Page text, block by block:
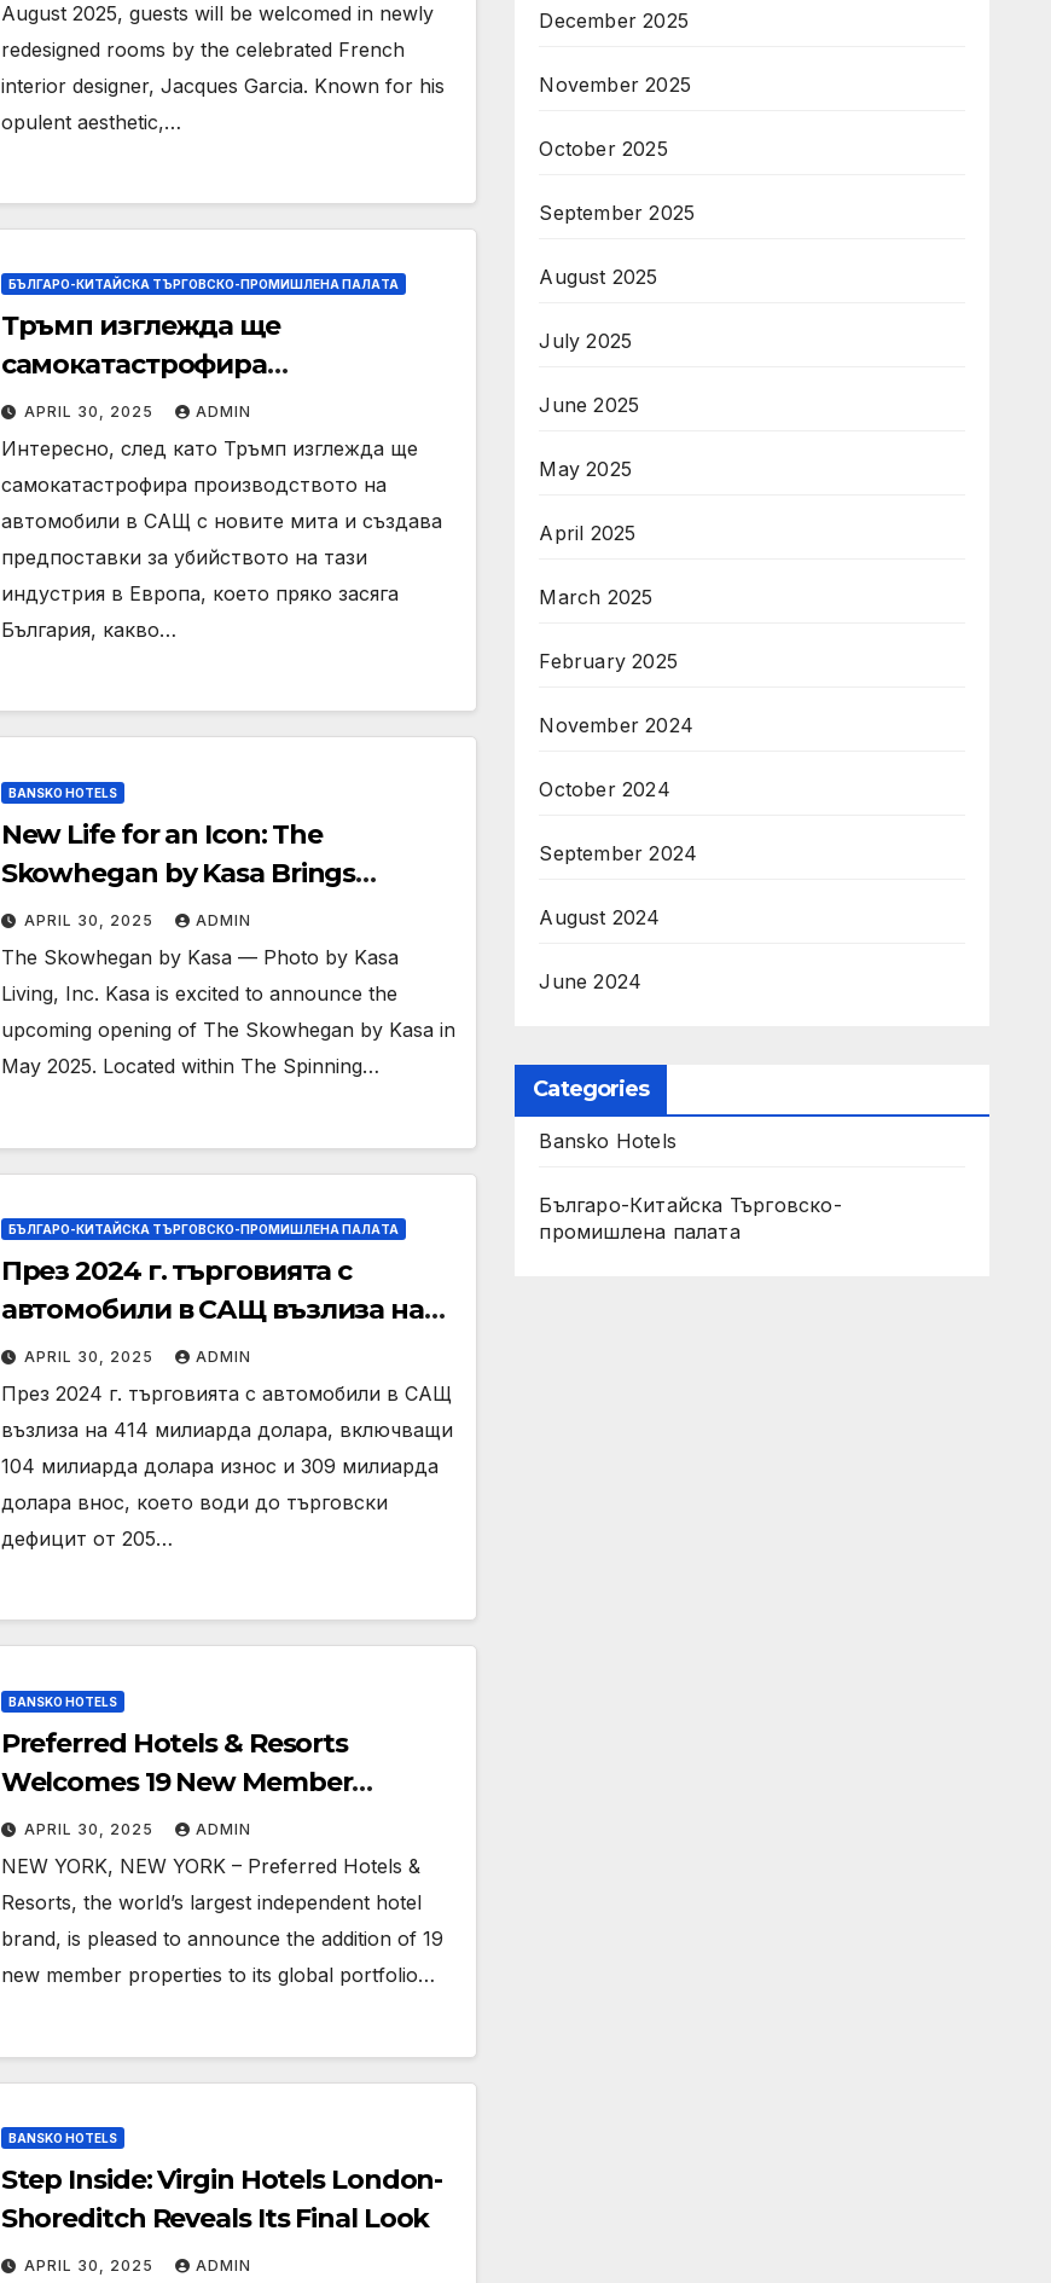
August 2025, guests will be welcomed in newly
redesigned rooms by the celebrated French
interior designer, Jacques Garcia. Known for his
opulent aesthetic,…
БЪЛГАРО-КИТАЙСКА ТЪРГОВСКО-ПРОМИШЛЕНА ПАЛAТА
Тръмп изглежда ще
самокатастрофира
производството на автомобили
в САЩ
APRIL 30, 2025 ADMIN
Интересно, след като Тръмп изглежда ще
самокатастрофира производството на
автомобили в САЩ с новите мита и създава
предпоставки за убийството на тази
индустрия в Европа, което пряко засяга
България, какво…
BANSKO HOTELS
New Life for an Icon: The
Skowhegan by Kasa Brings
Hospitality and Heritage Together
APRIL 30, 2025 ADMIN
The Skowhegan by Kasa — Photo by Kasa
Living, Inc. Kasa is excited to announce the
upcoming opening of The Skowhegan by Kasa in
May 2025. Located within The Spinning…
БЪЛГАРО-КИТАЙСКА ТЪРГОВСКО-ПРОМИШЛЕНА ПАЛAТА
През 2024 г. търговията с
автомобили в САЩ възлиза на
414 милиарда долара
APRIL 30, 2025 ADMIN
През 2024 г. търговията с автомобили в САЩ
възлиза на 414 милиарда долара, включващи
104 милиарда долара износ и 309 милиарда
долара внос, което води до търговски
дефицит от 205…
BANSKO HOTELS
Preferred Hotels & Resorts
Welcomes 19 New Member
Properties
APRIL 30, 2025 ADMIN
NEW YORK, NEW YORK – Preferred Hotels &
Resorts, the world’s largest independent hotel
brand, is pleased to announce the addition of 19
new member properties to its global portfolio…
BANSKO HOTELS
Step Inside: Virgin Hotels London-
Shoreditch Reveals Its Final Look
APRIL 30, 2025 ADMIN
December 2025
November 2025
October 2025
September 2025
August 2025
July 2025
June 2025
May 2025
April 2025
March 2025
February 2025
November 2024
October 2024
September 2024
August 2024
June 2024
Categories
Bansko Hotels
Българо-Китайска Търговско-
промишлена палaта